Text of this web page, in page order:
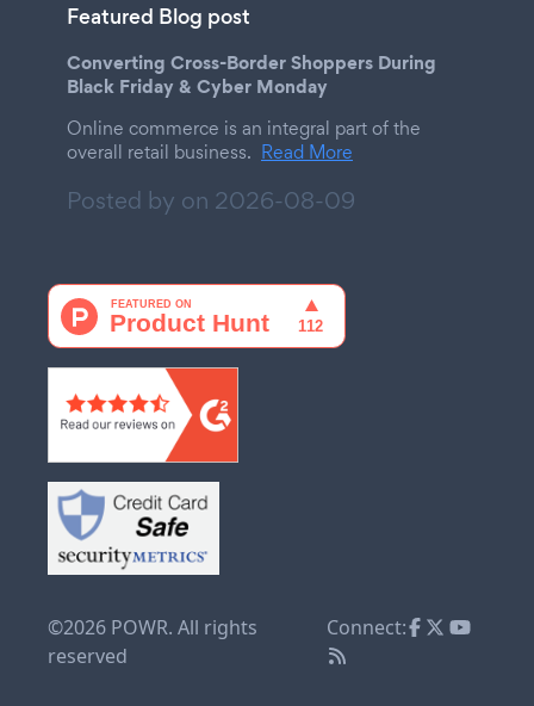
Featured Blog post
Converting Cross-Border Shoppers During
Black Friday & Cyber Monday
Online commerce is an integral part of the
overall retail business. Read More
Posted by on 2026-08-09
©2026 POWR. All rights
reserved
Connect: